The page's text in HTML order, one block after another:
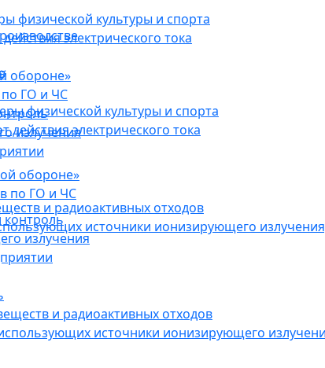
физической культуры и спорта
электрического тока
обороне»
ГО и ЧС
излучения
и радиоактивных отходов
источники ионизирующего
физической культуры и спорта
электрического тока
обороне»
по ГО и ЧС
контроль
излучения
и радиоактивных отходов
источники ионизирующего